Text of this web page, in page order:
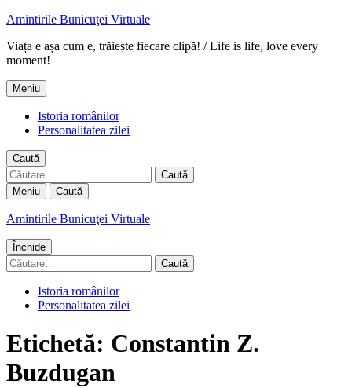
Amintirile Bunicuţei Virtuale
Viața e așa cum e, trăiește fiecare clipă! / Life is life, love every
moment!
Meniu
Istoria românilor
Personalitatea zilei
Caută
Caută
după:
Meniu Caută
Amintirile Bunicuţei Virtuale
Închide
Caută
după:
Istoria românilor
Personalitatea zilei
Etichetă: Constantin Z.
Buzdugan